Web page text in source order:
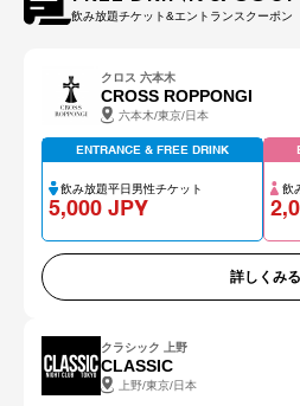
飲み放題チケット&エントランスクーポン
クロス 六本木
CROSS ROPPONGI
六本木/東京/日本
ENTRANCE & FREE DRINK
飲み放題平日男性チケット
5,000 JPY
飲
詳しくみる
クラシック 上野
CLASSIC
上野/東京/日本